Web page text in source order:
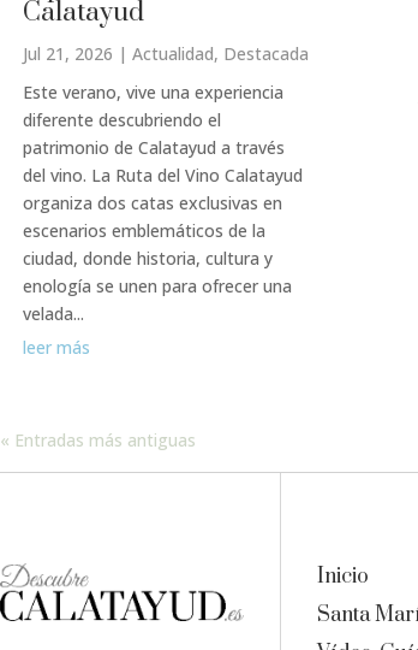
Calatayud
Jul 21, 2026 | Actualidad, Destacada
Este verano, vive una experiencia
diferente descubriendo el
patrimonio de Calatayud a través
del vino. La Ruta del Vino Calatayud
organiza dos catas exclusivas en
escenarios emblemáticos de la
ciudad, donde historia, cultura y
enología se unen para ofrecer una
velada...
leer más
« Entradas más antiguas
Inicio
Santa